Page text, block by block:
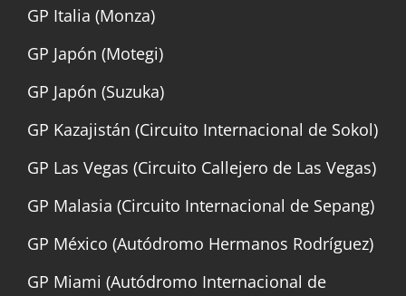
GP Italia (Monza)
GP Japón (Motegi)
GP Japón (Suzuka)
GP Kazajistán (Circuito Internacional de Sokol)
GP Las Vegas (Circuito Callejero de Las Vegas)
GP Malasia (Circuito Internacional de Sepang)
GP México (Autódromo Hermanos Rodríguez)
GP Miami (Autódromo Internacional de